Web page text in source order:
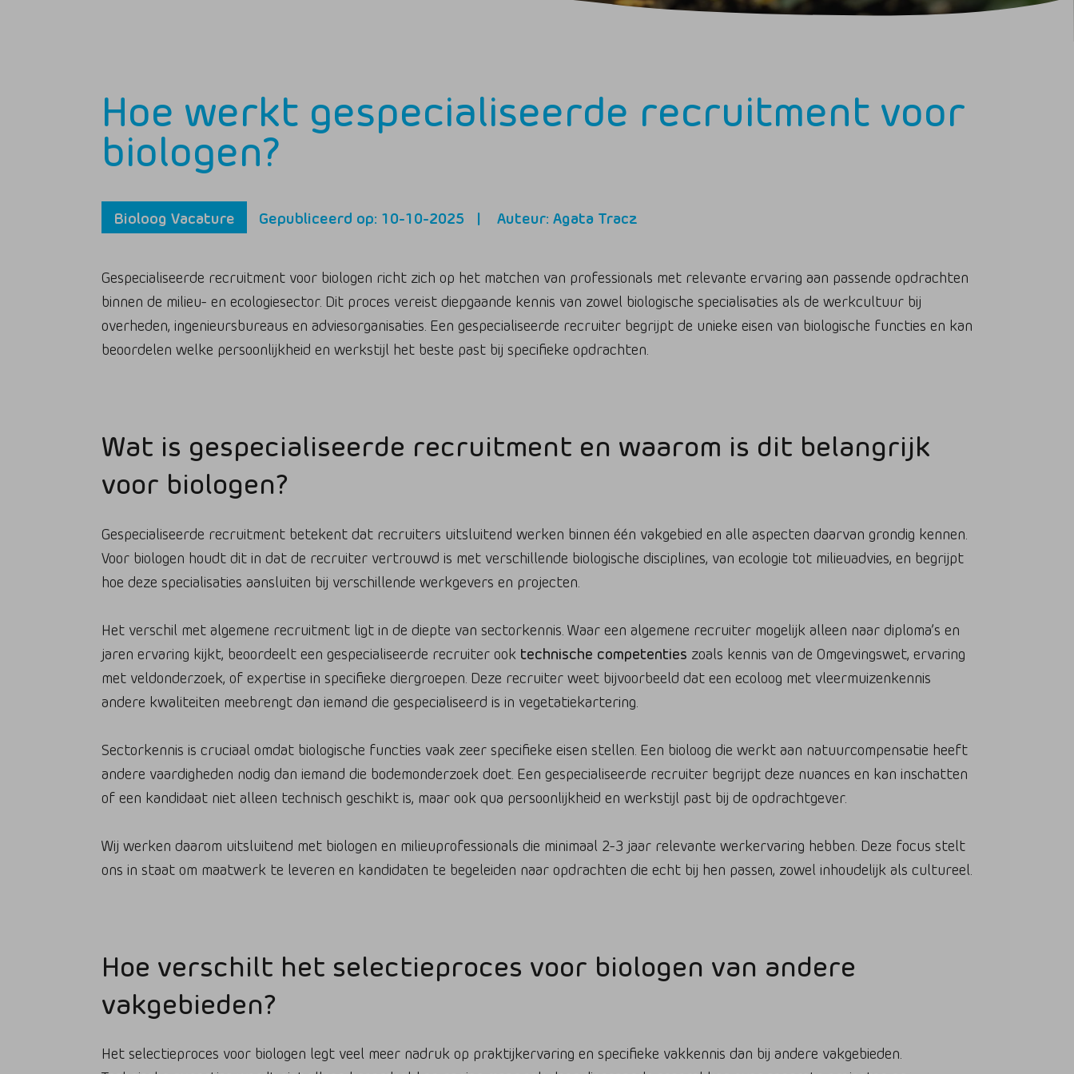
Hoe werkt gespecialiseerde recruitment voor
biologen?
Bioloog Vacature Gepubliceerd op: 10-10-2025 Auteur: Agata Tracz
Gespecialiseerde recruitment voor biologen richt zich op het matchen van professionals met relevante ervaring aan passende opdrachten
binnen de milieu- en ecologiesector. Dit proces vereist diepgaande kennis van zowel biologische specialisaties als de werkcultuur bij
overheden, ingenieursbureaus en adviesorganisaties. Een gespecialiseerde recruiter begrijpt de unieke eisen van biologische functies en kan
beoordelen welke persoonlijkheid en werkstijl het beste past bij specifieke opdrachten.
Wat is gespecialiseerde recruitment en waarom is dit belangrijk
voor biologen?
Gespecialiseerde recruitment betekent dat recruiters uitsluitend werken binnen één vakgebied en alle aspecten daarvan grondig kennen.
Voor biologen houdt dit in dat de recruiter vertrouwd is met verschillende biologische disciplines, van ecologie tot milieuadvies, en begrijpt
hoe deze specialisaties aansluiten bij verschillende werkgevers en projecten.
Het verschil met algemene recruitment ligt in de diepte van sectorkennis. Waar een algemene recruiter mogelijk alleen naar diploma’s en
jaren ervaring kijkt, beoordeelt een gespecialiseerde recruiter ook technische competenties zoals kennis van de Omgevingswet, ervaring
met veldonderzoek, of expertise in specifieke diergroepen. Deze recruiter weet bijvoorbeeld dat een ecoloog met vleermuizenkennis
andere kwaliteiten meebrengt dan iemand die gespecialiseerd is in vegetatiekartering.
Sectorkennis is cruciaal omdat biologische functies vaak zeer specifieke eisen stellen. Een bioloog die werkt aan natuurcompensatie heeft
andere vaardigheden nodig dan iemand die bodemonderzoek doet. Een gespecialiseerde recruiter begrijpt deze nuances en kan inschatten
of een kandidaat niet alleen technisch geschikt is, maar ook qua persoonlijkheid en werkstijl past bij de opdrachtgever.
Wij werken daarom uitsluitend met biologen en milieuprofessionals die minimaal 2-3 jaar relevante werkervaring hebben. Deze focus stelt
ons in staat om maatwerk te leveren en kandidaten te begeleiden naar opdrachten die echt bij hen passen, zowel inhoudelijk als cultureel.
Hoe verschilt het selectieproces voor biologen van andere
vakgebieden?
Het selectieproces voor biologen legt veel meer nadruk op praktijkervaring en specifieke vakkennis dan bij andere vakgebieden.